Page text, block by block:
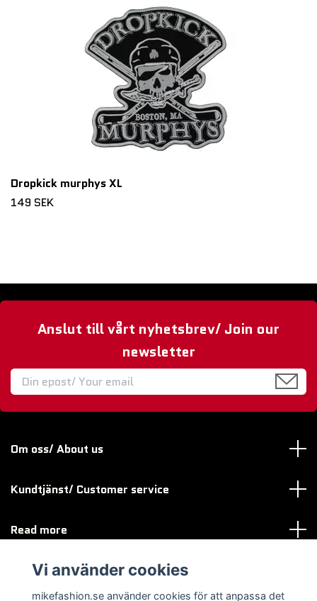
Dropkick murphys XL
149 SEK
Anslut till vårt nyhetsbrev/ Join our
newsletter
Om oss/ About us
Kundtjänst/ Customer service
Read more
Sociala medier
Vi använder cookies
mikefashion.se använder cookies för att anpassa det